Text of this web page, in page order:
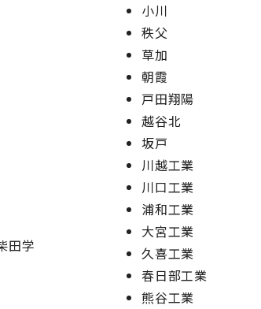
田学
小川
秩父
草加
朝霞
戸田翔陽
越谷北
坂戸
川越工業
川口工業
浦和工業
大宮工業
久喜工業
春日部工業
熊谷工業